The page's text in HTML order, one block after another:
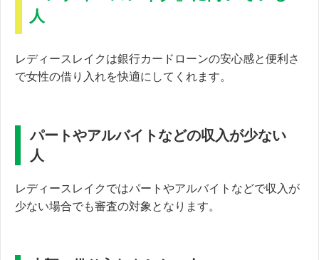
人
レディースレイクは銀行カードローンの安心感と便利さ
で女性の借り入れを快適にしてくれます。
パートやアルバイトなどの収入が少ない
人
レディースレイクではパートやアルバイトなどで収入が
少ない場合でも審査の対象となります。